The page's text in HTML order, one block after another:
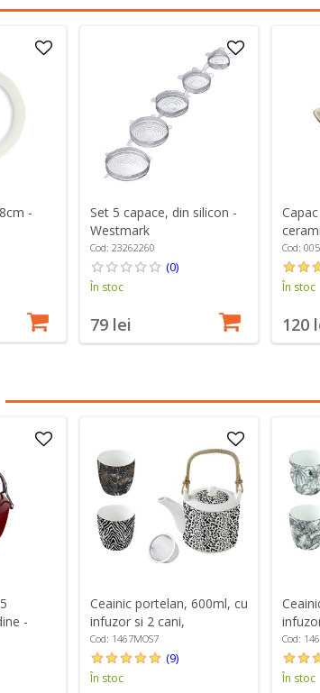
-
Set 5 capace, din silicon -
Westmark
Cod: 23262260
(0)
În stoc
79 lei
Emile
Cod:
În stoc
120
-
Ceainic portelan, 600ml, cu
infuzor si 2 cani,
"Atmosphere Savana" -
Easy Life
Cod: 1467MOS7
(9)
În stoc
Cod:
În stoc